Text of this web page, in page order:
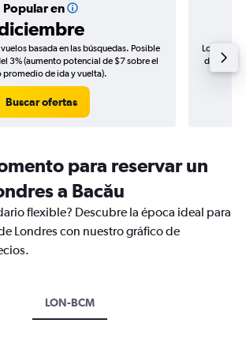
Popular en
basada en las búsquedas. Posible
3% (aumento potencial de $7 sobre el
promedio de ida y vuelta).
Buscar ofertas
Los
de
para reservar un
a Bacău
flexible? Descubre la época ideal para
Londres con nuestro gráfico de
LON-BCM